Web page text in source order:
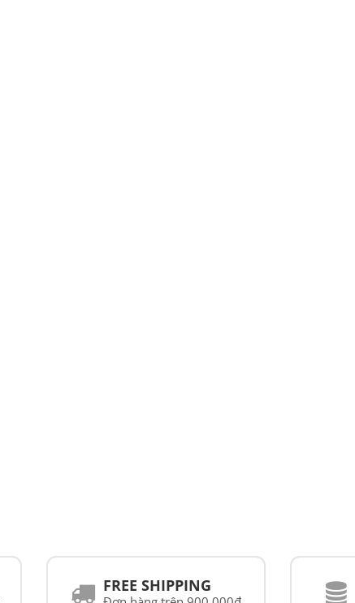
FREE SHIPPING